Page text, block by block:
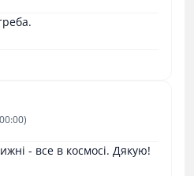
- все в космосі. Дякую!